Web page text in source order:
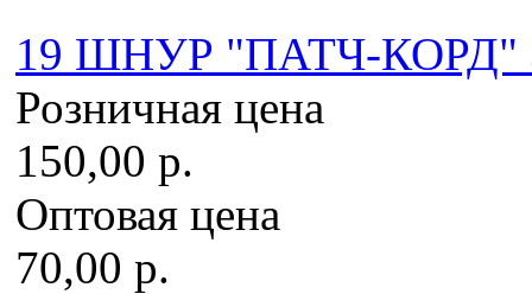
19 ШНУР "ПАТЧ-КОРД"
Розничная цена
150,00 р.
Оптовая цена
70,00 р.